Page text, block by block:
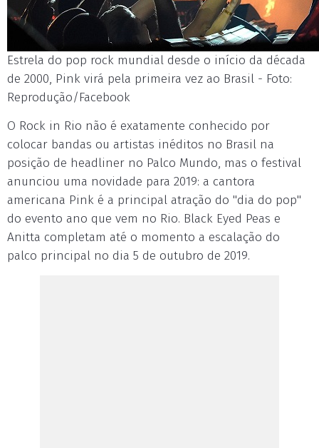
Estrela do pop rock mundial desde o início da década
de 2000, Pink virá pela primeira vez ao Brasil - Foto:
Reprodução/Facebook
O Rock in Rio não é exatamente conhecido por
colocar bandas ou artistas inéditos no Brasil na
posição de headliner no Palco Mundo, mas o festival
anunciou uma novidade para 2019: a cantora
americana Pink é a principal atração do "dia do pop"
do evento ano que vem no Rio. Black Eyed Peas e
Anitta completam até o momento a escalação do
palco principal no dia 5 de outubro de 2019.